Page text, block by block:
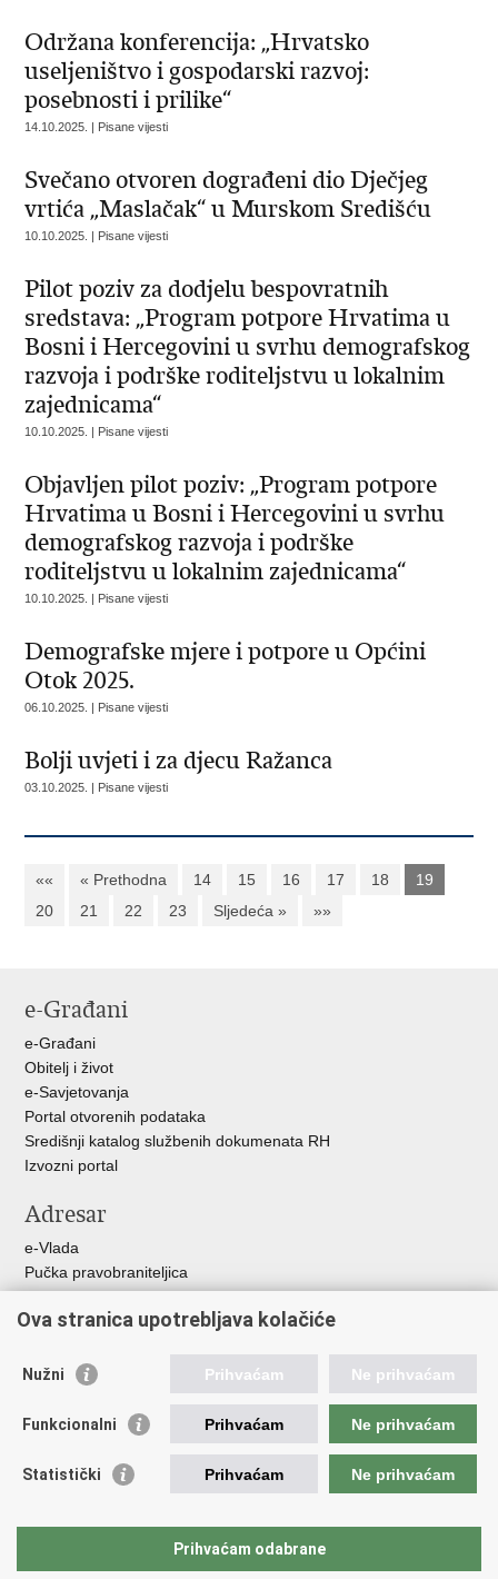
Održana konferencija: „Hrvatsko
useljeništvo i gospodarski razvoj:
posebnosti i prilike“
14.10.2025. | Pisane vijesti
Svečano otvoren dograđeni dio Dječjeg
vrtića „Maslačak“ u Murskom Središću
10.10.2025. | Pisane vijesti
Pilot poziv za dodjelu bespovratnih
sredstava: „Program potpore Hrvatima u
Bosni i Hercegovini u svrhu demografskog
razvoja i podrške roditeljstvu u lokalnim
zajednicama“
10.10.2025. | Pisane vijesti
Objavljen pilot poziv: „Program potpore
Hrvatima u Bosni i Hercegovini u svrhu
demografskog razvoja i podrške
roditeljstvu u lokalnim zajednicama“
10.10.2025. | Pisane vijesti
Demografske mjere i potpore u Općini
Otok 2025.
06.10.2025. | Pisane vijesti
Bolji uvjeti i za djecu Ražanca
03.10.2025. | Pisane vijesti
«« « Prethodna 14 15 16 17 18
19
20
21 22 23 Sljedeća » »»
e-Građani
e-Građani
Obitelj i život
e-Savjetovanja
Portal otvorenih podataka
Središnji katalog službenih dokumenata RH
Izvozni portal
Adresar
e-Vlada
Pučka pravobraniteljica
Pravobraniteljica za ravnopravnost spolova
Pravobraniteljica za djecu
Povjerenik za informiranje
Korisne poveznice
Hrvatski sabor
Državni zavod za statistiku
Agencija za pravni promet i posredovanje nekretninama
Nacionalni plan oporavka i otpornosti
Ova stranica upotrebljava kolačiće
Nužni Prihvaćam Ne prihvaćam
Funkcionalni Prihvaćam Ne prihvaćam
Statistički Prihvaćam Ne prihvaćam
Prihvaćam odabrane